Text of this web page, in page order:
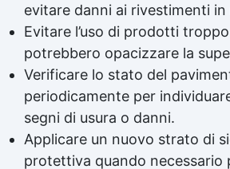
evitare danni ai rivestimenti in
Evitare l’uso di prodotti
potrebbero opacizzare la
Verificare lo stato del
periodicamente per
segni di usura o danni.
Applicare un nuovo strato di
protettiva quando necessario